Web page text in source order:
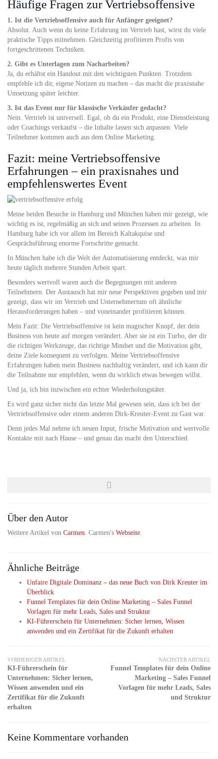
Häufige Fragen zur Vertriebsoffensive
1. Ist die Vertriebsoffensive auch für Anfänger geeignet?
Absolut. Auch wenn du keine Erfahrung im Vertrieb hast, wirst du viele
praktische Tipps mitnehmen. Gleichzeitig profitieren Profis von
fortgeschrittenen Techniken.
2. Gibt es Unterlagen zum Nacharbeiten?
Ja, du erhältst ein Handout mit den wichtigsten Punkten. Trotzdem
empfehle ich dir, eigene Notizen zu machen – das macht die praxisnahe
Umsetzung später leichter.
3. Ist das Event nur für klassische Verkäufer gedacht?
Nein. Vertrieb ist universell. Egal, ob du ein Produkt, eine Dienstleistung
oder Coachings verkaufst – die Inhalte lassen sich anpassen. Viele
Teilnehmer kommen auch aus dem Online Marketing.
Fazit: meine Vertriebsoffensive
Erfahrungen – ein praxisnahes und
empfehlenswertes Event
Meine beiden Besuche in Hamburg und München haben mir gezeigt, wie
wichtig es ist, regelmäßig an sich und seinen Prozessen zu arbeiten. In
Hamburg habe ich vor allem im Bereich Kaltakquise und
Gesprächsführung enorme Fortschritte gemacht.
In München habe ich die Welt der Automatisierung entdeckt, was mir
heute täglich mehrere Stunden Arbeit spart.
Besonders wertvoll waren auch die Begegnungen mit anderen
Teilnehmern. Der Austausch hat mir neue Perspektiven gegeben und mir
gezeigt, dass wir im Vertrieb und Unternehmertum oft ähnliche
Herausforderungen haben – und voneinander profitieren können.
Mein Fazit: Die Vertriebsoffensive ist kein magischer Knopf, der dein
Business von heute auf morgen verändert. Aber sie ist ein Turbo, der dir
die richtigen Werkzeuge, das richtige Mindset und die Motivation gibt,
deine Ziele konsequent zu verfolgen. Meine Vertriebsoffensive
Erfahrungen haben mein Business nachhaltig verändert, und ich kann dir
die Teilnahme nur empfehlen, wenn du wirklich etwas bewegen willst.
Und ja, ich bin inzwischen ein echter Wiederholungstäter.
Es wird ganz sicher nicht das letzte Mal gewesen sein, dass ich bei der
Vertriebsoffensive oder einem anderen Dirk-Kreuter-Event zu Gast war.
Denn jedes Mal nehme ich neuen Input, frische Motivation und wertvolle
Kontakte mit nach Hause – und genau das macht den Unterschied.
Über den Autor
Weitere Artikel von Carmen. Carmen's Webseite.
Ähnliche Beiträge
Unfaire Digitale Dominanz – das neue Buch von Dirk Kreuter im
Überblick
Funnel Templates für dein Online Marketing – Sales Funnel
Vorlagen für mehr Leads, Sales und Struktur
KI-Führerschein für Unternehmen: Sicher lernen, Wissen
anwenden und ein Zertifikat für die Zukunft erhalten
VORHERIGER ARTIKEL
KI-Führerschein für
Unternehmen: Sicher lernen,
Wissen anwenden und ein
Zertifikat für die Zukunft
erhalten
NÄCHSTER ARTIKEL
Funnel Templates für dein Online
Marketing – Sales Funnel
Vorlagen für mehr Leads, Sales
und Struktur
Keine Kommentare vorhanden